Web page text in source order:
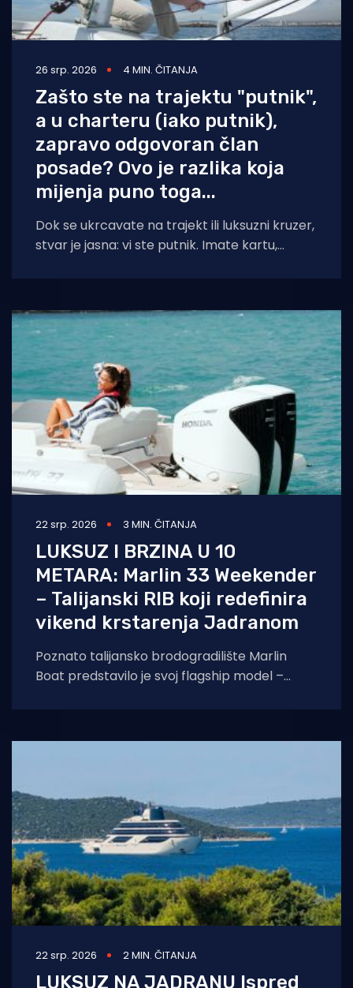
26 srp. 2026 4 MIN. ČITANJA
Zašto ste na trajektu "putnik",
a u charteru (iako putnik),
zapravo odgovoran član
posade? Ovo je razlika koja
mijenja puno toga...
Dok se ukrcavate na trajekt ili luksuzni kruzer,
stvar je jasna: vi ste putnik. Imate kartu,
22 srp. 2026 3 MIN. ČITANJA
LUKSUZ I BRZINA U 10
METARA: Marlin 33 Weekender
– Talijanski RIB koji redefinira
vikend krstarenja Jadranom
Poznato talijansko brodogradilište Marlin
Boat predstavilo je svoj flagship model –
sportsko-kabinskom gumenjaku
22 srp. 2026 2 MIN. ČITANJA
LUKSUZ NA JADRANU Ispred